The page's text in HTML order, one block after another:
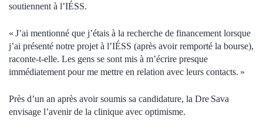
soutiennent à l’IÉSS.
« J’ai mentionné que j’étais à la recherche de financement lorsque
j’ai présenté notre projet à l’IÉSS (après avoir remporté la bourse),
raconte-t-elle. Les gens se sont mis à m’écrire presque
immédiatement pour me mettre en relation avec leurs contacts. »
Près d’un an après avoir soumis sa candidature, la Dre Sava
envisage l’avenir de la clinique avec optimisme.